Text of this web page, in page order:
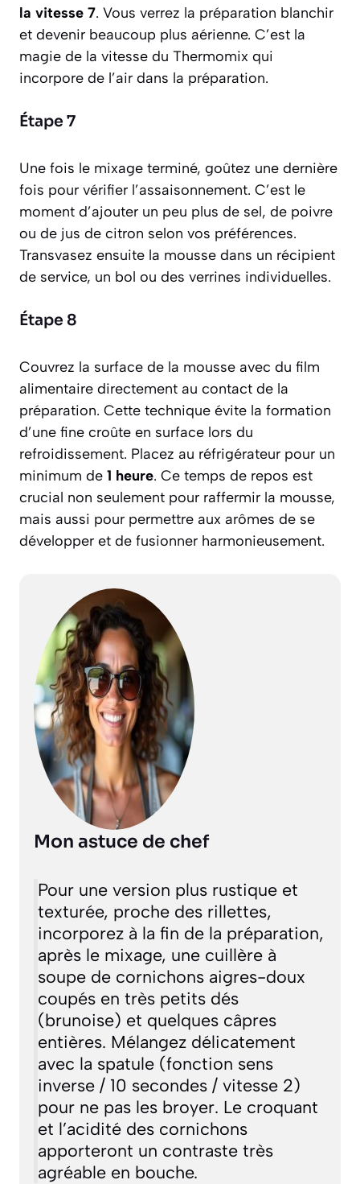
la vitesse 7. Vous verrez la préparation blanchir
et devenir beaucoup plus aérienne. C’est la
magie de la vitesse du Thermomix qui
incorpore de l’air dans la préparation.
Étape 7
Une fois le mixage terminé, goûtez une dernière
fois pour vérifier l’assaisonnement. C’est le
moment d’ajouter un peu plus de sel, de poivre
ou de jus de citron selon vos préférences.
Transvasez ensuite la mousse dans un récipient
de service, un bol ou des verrines individuelles.
Étape 8
Couvrez la surface de la mousse avec du film
alimentaire directement au contact de la
préparation. Cette technique évite la formation
d’une fine croûte en surface lors du
refroidissement. Placez au réfrigérateur pour un
minimum de 1 heure. Ce temps de repos est
crucial non seulement pour raffermir la mousse,
mais aussi pour permettre aux arômes de se
développer et de fusionner harmonieusement.
Mon astuce de chef
Pour une version plus rustique et
texturée, proche des rillettes,
incorporez à la fin de la préparation,
après le mixage, une cuillère à
soupe de cornichons aigres-doux
coupés en très petits dés
(brunoise) et quelques câpres
entières. Mélangez délicatement
avec la spatule (fonction sens
inverse / 10 secondes / vitesse 2)
pour ne pas les broyer. Le croquant
et l’acidité des cornichons
apporteront un contraste très
agréable en bouche.